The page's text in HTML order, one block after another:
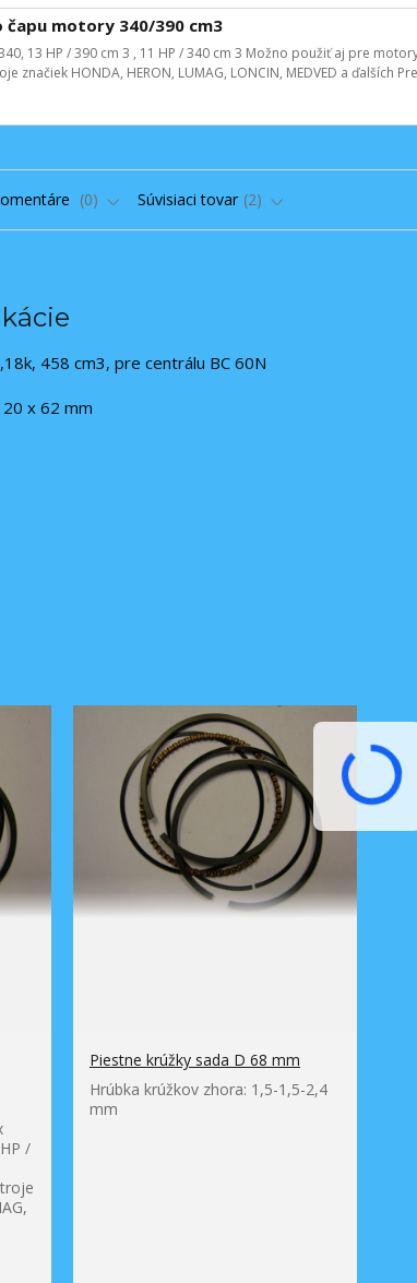
čapu motory 340/390 cm3
13 HP / 390 cm 3 , 11 HP / 340 cm 3 Možno použiť aj pre
značiek HONDA, HERON, LUMAG, LONCIN, MEDVED a ďalších
0 Súvisiaci tovar 2
458 cm3, pre centrálu BC 60N
x 62 mm
/
Piestne krúžky sada D 68 mm
Hrúbka krúžkov zhora: 1,5-1,5-2,4
mm